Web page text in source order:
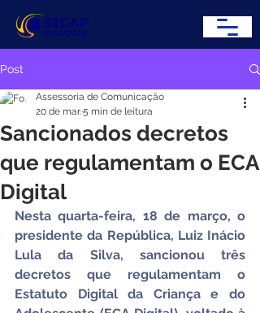
Post
Sancionados decretos
que regulamentam o ECA
Digital
Assessoria de Comunicação
20 de mar.5 min de leitura
Nesta quarta-feira, 18 de março, o
presidente da República, Luiz Inácio
Lula da Silva, sancionou três
decretos que regulamentam o
Estatuto Digital da Criança e do